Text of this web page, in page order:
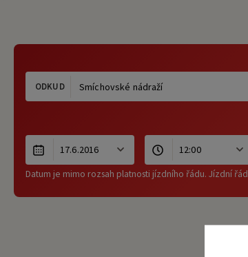
ODKUD
Datum je mimo rozsah platnosti jízdního řádu. Jízdní